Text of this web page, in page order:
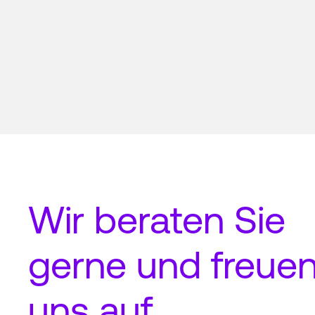
Wir beraten Sie
gerne und